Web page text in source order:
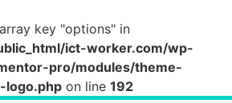
key "options" in
ict-worker.com/wp-
pro/modules/theme-
logo.php on line 192